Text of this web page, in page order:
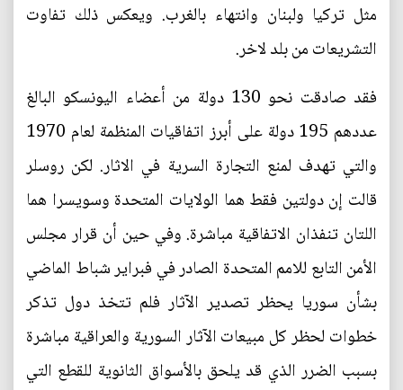
مثل تركيا ولبنان وانتهاء بالغرب. ويعكس ذلك تفاوت
التشريعات من بلد لاخر.
فقد صادقت نحو 130 دولة من أعضاء اليونسكو البالغ
عددهم 195 دولة على أبرز اتفاقيات المنظمة لعام 1970
والتي تهدف لمنع التجارة السرية في الاثار. لكن روسلر
قالت إن دولتين فقط هما الولايات المتحدة وسويسرا هما
اللتان تنفذان الاتفاقية مباشرة. وفي حين أن قرار مجلس
الأمن التابع للامم المتحدة الصادر في فبراير شباط الماضي
بشأن سوريا يحظر تصدير الآثار فلم تتخذ دول تذكر
خطوات لحظر كل مبيعات الآثار السورية والعراقية مباشرة
بسبب الضرر الذي قد يلحق بالأسواق الثانوية للقطع التي